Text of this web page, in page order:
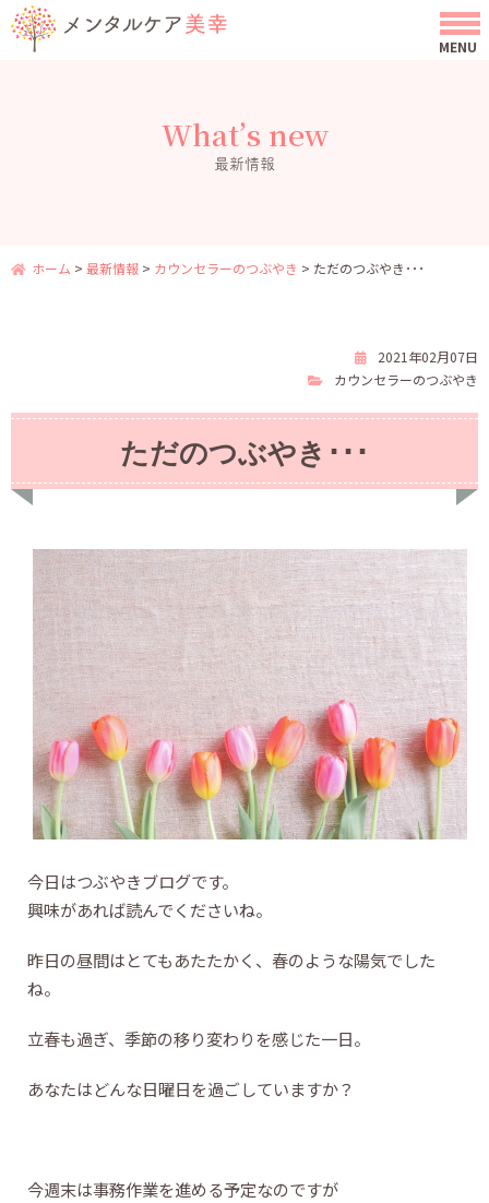
What’s new
最新情報
ホーム > 最新情報 > カウンセラーのつぶやき > ただのつぶやき･･･
2021年02月07日
カウンセラーのつぶやき
ただのつぶやき･･･
今日はつぶやきブログです。
興味があれば読んでくださいね。
昨日の昼間はとてもあたたかく、春のような陽気でした
ね。
立春も過ぎ、季節の移り変わりを感じた一日。
あなたはどんな日曜日を過ごしていますか？
今週末は事務作業を進める予定なのですが